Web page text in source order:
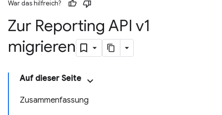
War das hilfreich?
Zur Reporting API v1
migrieren
Auf dieser Seite
Zusammenfassung